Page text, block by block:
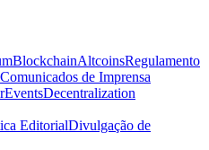
BlockchainAltcoinsRegulamento
Comunicados de Imprensa
EventsDecentralization
EditorialDivulgação de